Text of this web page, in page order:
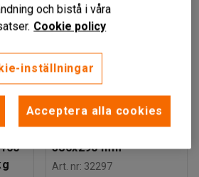
EDSLAN
Tralla, MDF, 150 kg,
580x290 mm
Art. nr: 32297
och bistå i våra
Cookie policy
inställningar
Acceptera alla cookies